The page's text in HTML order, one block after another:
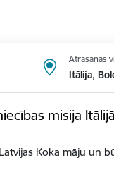
Atrašanās
Itālija,
misija
Koka māju un